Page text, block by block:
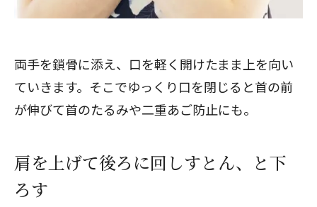
両手を鎖骨に添え、口を軽く開けたまま上を向い
ていきます。そこでゆっくり口を閉じると首の前
が伸びて首のたるみや二重あご防止にも。
肩を上げて後ろに回しすとん、と下
ろす